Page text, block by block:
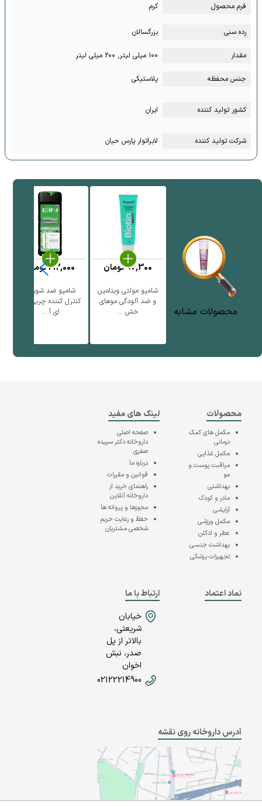
فرم محصول کرم
رده سنی بزرگسالان
مقدار ۱۰۰ میلی لیتر, ۲۰۰ میلی لیتر
جنس محفظه پلاستیکی
کشور تولید کننده ایران
شرکت تولید کننده لابراتوار پارس حیان
محصولات مشابه
شامپو مولتی ویتامین
و ضد آلودگی موهای
خش ...
97,300تومان
شامپو ضد شوره و
کنترل کننده چربی سر
ای آ ...
212,000تومان
محصولات
مکمل های کمک
درمانی
مکمل غذایی
مراقبت پوست و
مو
بهداشتی
مادر و کودک
آرایشی
مکمل ورزشی
عطر و ادکلن
بهداشت جنسی
تجهیزات پزشکی
لینک های مفید
صفحه اصلی
داروخانه دکتر سپیده
صفری
درباره ما
قوانین و مقررات
راهنمای خرید از
داروخانه آنلاین
مجوزها و پروانه ها
حفظ و رعایت حریم
شخصی مشتریان
نماد اعتماد
ارتباط با ما
خیابان
شریعتی،
بالاتر از پل
صدر، نبش
اخوان
02122214900
آدرس داروخانه روی نقشه